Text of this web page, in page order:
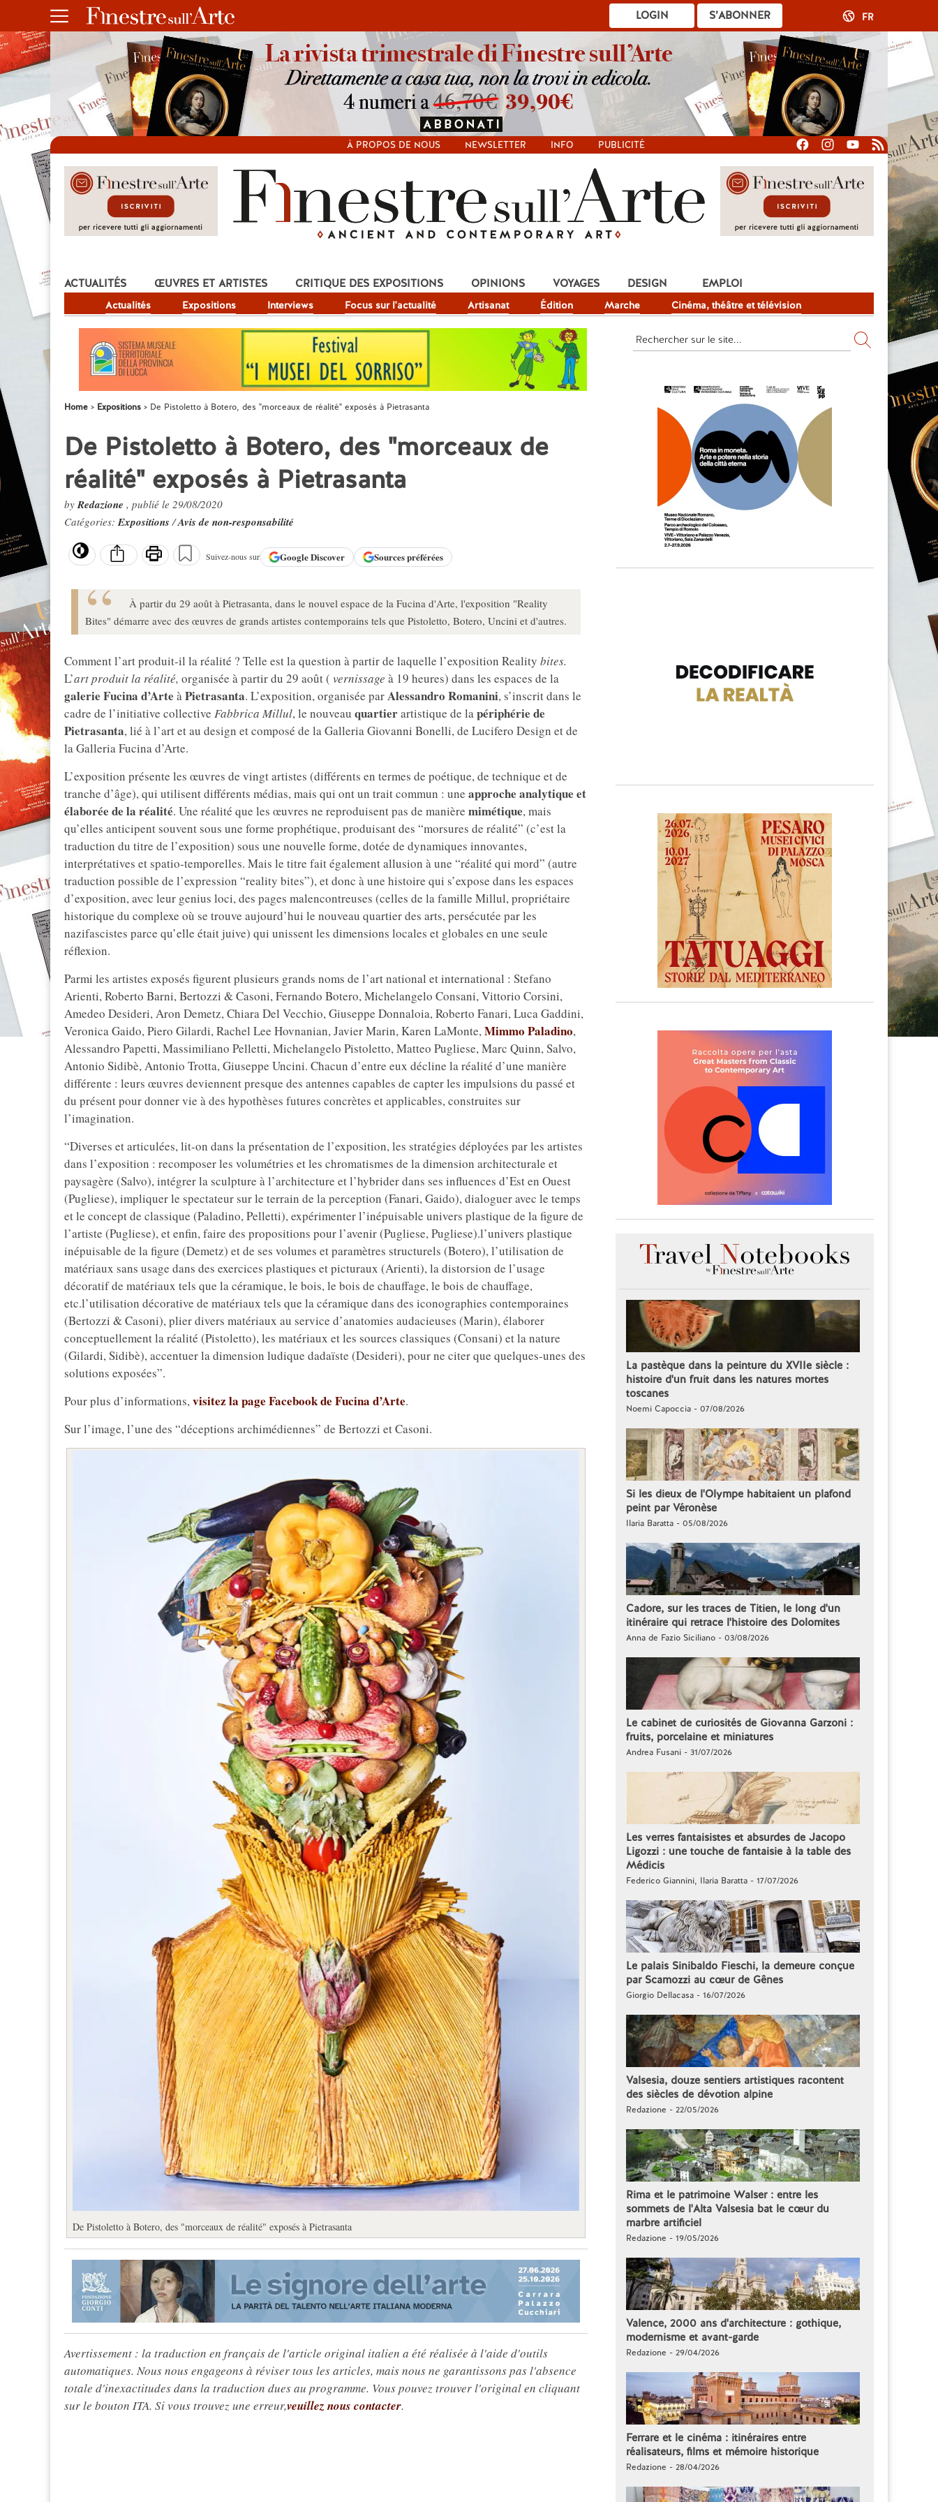
S’ABONNER
LOGIN FR
À PROPOS DE NOUS NEWSLETTER INFO PUBLICITÉ
ACTUALITÉS
Actualités Expositions Interviews Focus sur l'actualité Artisanat Édition Marche Cinéma, théâtre et télévision
ŒUVRES ET ARTISTES CRITIQUE DES EXPOSITIONS OPINIONS VOYAGES DESIGN EMPLOI
Home Expositions De Pistoletto à Botero, des "morceaux de réalité" exposés à Pietrasanta
De Pistoletto à Botero, des "morceaux de
réalité" exposés à Pietrasanta
byRedazione , publié le 29/08/2020
Catégories:Expositions/Avis de non-responsabilité
Suivez-nous sur GoogleDiscover Sources préférées
À partir du 29 août à Pietrasanta, dans le nouvel espace de la Fucina d'Arte, l'exposition "Reality
Bites" démarre avec des œuvres de grands artistes contemporains tels que Pistoletto, Botero, Uncini et d'autres.
Comment l’art produit-il la réalité ? Telle est la question à partir de laquelle l’exposition Reality bites.
L’art produit la réalité, organisée à partir du 29 août ( vernissage à 19 heures) dans les espaces de la
galerie Fucina d’Arte àPietrasanta. L’exposition, organisée parAlessandro Romanini, s’inscrit dans le
cadre de l’initiative collective Fabbrica Millul, le nouveau quartierartistique de lapériphérie de
Pietrasanta, lié à l’art et au design et composé de la Galleria Giovanni Bonelli, de Lucifero Design et de
la Galleria Fucina d’Arte.
L’exposition présente les œuvres de vingt artistes (différents en termes de poétique, de technique et de
tranche d’âge), qui utilisent différents médias, mais qui ont un trait commun : une approche analytique et
élaborée de la réalité. Une réalité que les œuvres ne reproduisent pas de manière mimétique, mais
qu’elles anticipent souvent sous une forme prophétique, produisant des “morsures de réalité” (c’est la
traduction du titre de l’exposition) sous une nouvelle forme, dotée de dynamiques innovantes,
interprétatives et spatio-temporelles. Mais le titre fait également allusion à une “réalité qui mord” (autre
traduction possible de l’expression “reality bites”), et donc à une histoire qui s’expose dans les espaces
d’exposition, avec leur genius loci, des pages malencontreuses (celles de la famille Millul, propriétaire
historique du complexe où se trouve aujourd’hui le nouveau quartier des arts, persécutée par les
nazifascistes parce qu’elle était juive) qui unissent les dimensions locales et globales en une seule
réflexion.
Parmi les artistes exposés figurent plusieurs grands noms de l’art national et international : Stefano
Arienti, Roberto Barni, Bertozzi & Casoni, Fernando Botero, Michelangelo Consani, Vittorio Corsini,
Amedeo Desideri, Aron Demetz, Chiara Del Vecchio, Giuseppe Donnaloia, Roberto Fanari, Luca Gaddini,
Veronica Gaido, Piero Gilardi, Rachel Lee Hovnanian, Javier Marin, Karen LaMonte,Mimmo Paladino,
Alessandro Papetti, Massimiliano Pelletti, Michelangelo Pistoletto, Matteo Pugliese, Marc Quinn, Salvo,
Antonio Sidibè, Antonio Trotta, Giuseppe Uncini. Chacun d’entre eux décline la réalité d’une manière
différente : leurs œuvres deviennent presque des antennes capables de capter les impulsions du passé et
du présent pour donner vie à des hypothèses futures concrètes et applicables, construites sur
l’imagination.
“Diverses et articulées, lit-on dans la présentation de l’exposition, les stratégies déployées par les artistes
dans l’exposition : recomposer les volumétries et les chromatismes de la dimension architecturale et
paysagère (Salvo), intégrer la sculpture à l’architecture et l’hybrider dans ses influences d’Est en Ouest
(Pugliese), impliquer le spectateur sur le terrain de la perception (Fanari, Gaido), dialoguer avec le temps
et le concept de classique (Paladino, Pelletti), expérimenter l’inépuisable univers plastique de la figure de
l’artiste (Pugliese), et enfin, faire des propositions pour l’avenir (Pugliese, Pugliese).l’univers plastique
inépuisable de la figure (Demetz) et de ses volumes et paramètres structurels (Botero), l’utilisation de
matériaux sans usage dans des exercices plastiques et picturaux (Arienti), la distorsion de l’usage
décoratif de matériaux tels que la céramique, le bois, le bois de chauffage, le bois de chauffage,
etc.l’utilisation décorative de matériaux tels que la céramique dans des iconographies contemporaines
(Bertozzi & Casoni), plier divers matériaux au service d’anatomies audacieuses (Marin), élaborer
conceptuellement la réalité (Pistoletto), les matériaux et les sources classiques (Consani) et la nature
(Gilardi, Sidibè), accentuer la dimension ludique dadaïste (Desideri), pour ne citer que quelques-unes des
solutions exposées”.
Pour plus d’informations,visitez la page Facebook de Fucina d’Arte.
Sur l’image, l’une des “déceptions archimédiennes” de Bertozzi et Casoni.
De Pistoletto à Botero, des "morceaux de réalité" exposés à Pietrasanta
Avertissement : la traduction en français de l'article original italien a été réalisée à l'aide d'outils
automatiques. Nous nous engageons à réviser tous les articles, mais nous ne garantissons pas l'absence
totale d'inexactitudes dans la traduction dues au programme. Vous pouvez trouver l'original en cliquant
sur le bouton ITA. Si vous trouvez une erreur,veuillez nous contacter.
La pastèque dans la peinture du XVIIe siècle :
histoire d'un fruit dans les natures mortes
toscanes
Noemi Capoccia - 07/08/2026
Si les dieux de l'Olympe habitaient un plafond
peint par Véronèse
Ilaria Baratta - 05/08/2026
Cadore, sur les traces de Titien, le long d'un
itinéraire qui retrace l'histoire des Dolomites
Anna de Fazio Siciliano - 03/08/2026
Le cabinet de curiosités de Giovanna Garzoni :
fruits, porcelaine et miniatures
Andrea Fusani - 31/07/2026
Les verres fantaisistes et absurdes de Jacopo
Ligozzi : une touche de fantaisie à la table des
Médicis
Federico Giannini, Ilaria Baratta - 17/07/2026
Le palais Sinibaldo Fieschi, la demeure conçue
par Scamozzi au cœur de Gênes
Giorgio Dellacasa - 16/07/2026
Valsesia, douze sentiers artistiques racontent
des siècles de dévotion alpine
Redazione - 22/05/2026
Rima et le patrimoine Walser : entre les
sommets de l'Alta Valsesia bat le cœur du
marbre artificiel
Redazione - 19/05/2026
Valence, 2000 ans d'architecture : gothique,
modernisme et avant-garde
Redazione - 29/04/2026
Ferrare et le cinéma : itinéraires entre
réalisateurs, films et mémoire historique
Redazione - 28/04/2026